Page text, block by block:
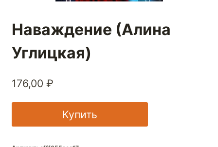
Наваждение (Алина
Углицкая)
176,00 ₽
Купить